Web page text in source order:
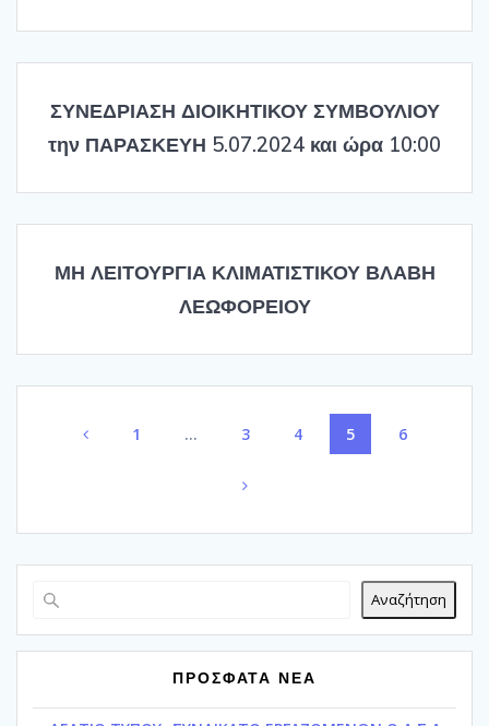
ΣΥΝΕΔΡΙΑΣΗ ΔΙΟΙΚΗΤΙΚΟΥ ΣΥΜΒΟΥΛΙΟΥ
την ΠΑΡΑΣΚΕΥΗ 5.07.2024 και ώρα 10:00
ΜΗ ΛΕΙΤΟΥΡΓΙΑ ΚΛΙΜΑΤΙΣΤΙΚΟΥ ΒΛΑΒΗ
ΛΕΩΦΟΡΕΙΟΥ
navigation
Page
1 … Page
3 Page
4 Page
5 Page
6
Αναζήτηση
ΠΡΟΣΦΑΤΑ ΝΕΑ